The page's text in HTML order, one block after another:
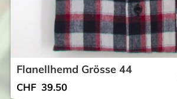
Flanellhemd Grösse 44
CHF 39.50